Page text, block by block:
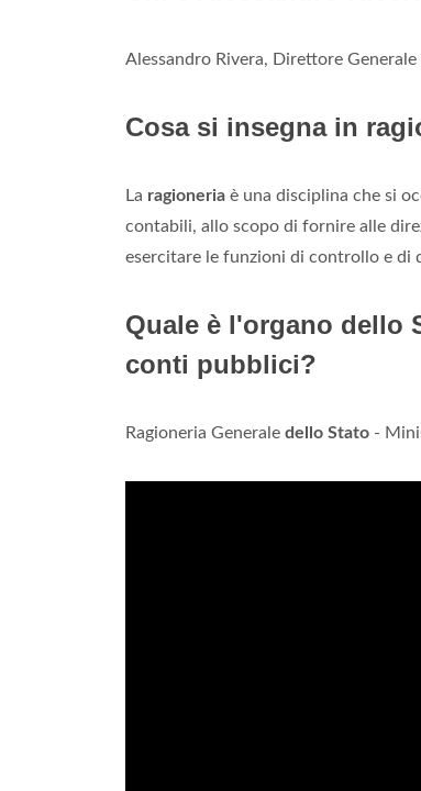
Alessandro Rivera, Direttore
Cosa si insegna in
La ragioneria è una disciplina che si
contabili, allo scopo di fornire alle
esercitare le funzioni di controllo e di
Quale è l'organo dello
conti pubblici?
Ragioneria Generale dello Stato -